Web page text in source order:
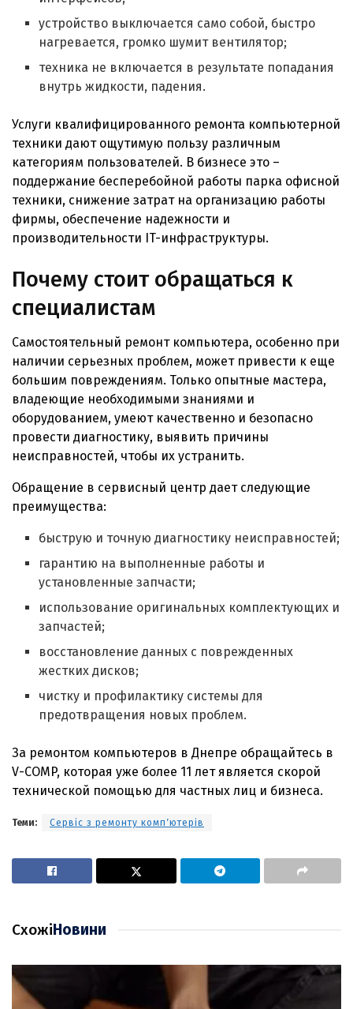
устройство выключается само собой, быстро
нагревается, громко шумит вентилятор;
техника не включается в результате попадания
внутрь жидкости, падения.
Услуги квалифицированного ремонта компьютерной
техники дают ощутимую пользу различным
категориям пользователей. В бизнесе это –
поддержание бесперебойной работы парка офисной
техники, снижение затрат на организацию работы
фирмы, обеспечение надежности и
производительности IT-инфраструктуры.
Почему стоит обращаться к
специалистам
Самостоятельный ремонт компьютера, особенно при
наличии серьезных проблем, может привести к еще
большим повреждениям. Только опытные мастера,
владеющие необходимыми знаниями и
оборудованием, умеют качественно и безопасно
провести диагностику, выявить причины
неисправностей, чтобы их устранить.
Обращение в сервисный центр дает следующие
преимущества:
быструю и точную диагностику неисправностей;
гарантию на выполненные работы и
установленные запчасти;
использование оригинальных комплектующих и
запчастей;
восстановление данных с поврежденных
жестких дисков;
чистку и профилактику системы для
предотвращения новых проблем.
За ремонтом компьютеров в Днепре обращайтесь в
V-COMP, которая уже более 11 лет является скорой
технической помощью для частных лиц и бизнеса.
Теми: Сервіс з ремонту компʼютерів
СхожіНовини